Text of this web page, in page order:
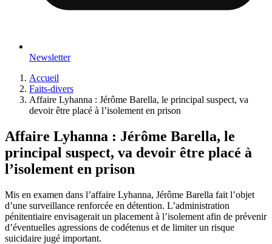
Newsletter
Accueil
Faits-divers
Affaire Lyhanna : Jérôme Barella, le principal suspect, va
devoir être placé à l’isolement en prison
Affaire Lyhanna : Jérôme Barella, le
principal suspect, va devoir être placé à
l’isolement en prison
Mis en examen dans l’affaire Lyhanna, Jérôme Barella fait l’objet
d’une surveillance renforcée en détention. L’administration
pénitentiaire envisagerait un placement à l’isolement afin de prévenir
d’éventuelles agressions de codétenus et de limiter un risque
suicidaire jugé important.